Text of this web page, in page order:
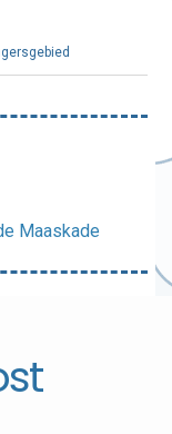
Maaskade